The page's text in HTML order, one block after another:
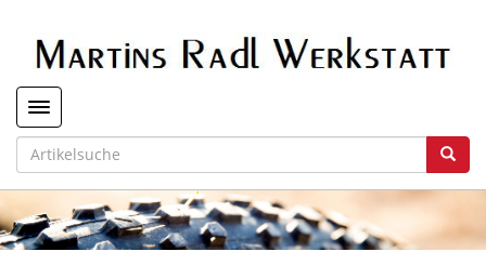
Toggle navigation